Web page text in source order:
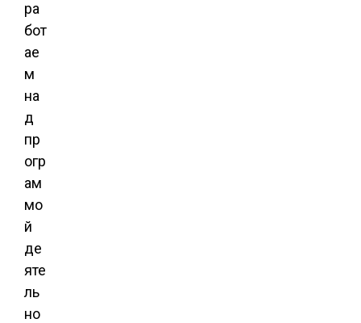
ра
бот
ае
м
на
д
пр
огр
ам
мо
й
де
яте
ль
но